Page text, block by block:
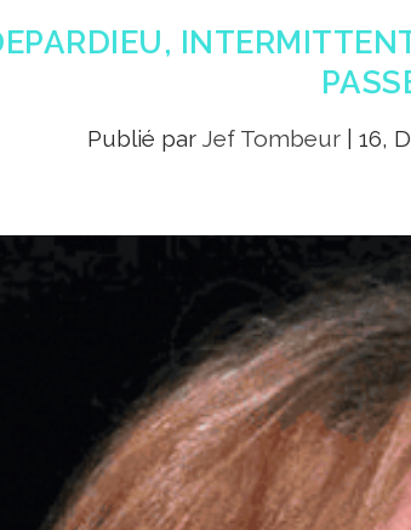
Publié par Jef Tombeur |16,